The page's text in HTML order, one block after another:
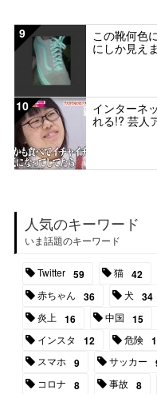
9
この靴何色
にしか見え
10
インターネ
れる!? 芸人
人気のキーワード
いま話題のキーワード
Twitter 59 猫 42
赤ちゃん 36 犬 34
炎上 16 中国 15
インスタ 12 危険
スマホ 9 サッカー
コロナ 8 事故 8